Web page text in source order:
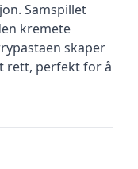
Samspillet
kremete
skaper
rett, perfekt for å